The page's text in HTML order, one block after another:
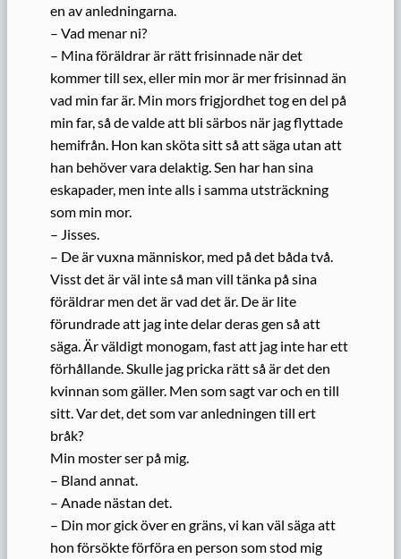
en av anledningarna.
– Vad menar ni?
– Mina föräldrar är rätt frisinnade när det
kommer till sex, eller min mor är mer frisinnad än
vad min far är. Min mors frigjordhet tog en del på
min far, så de valde att bli särbos när jag flyttade
hemifrån. Hon kan sköta sitt så att säga utan att
han behöver vara delaktig. Sen har han sina
eskapader, men inte alls i samma utsträckning
som min mor.
– Jisses.
– De är vuxna människor, med på det båda två.
Visst det är väl inte så man vill tänka på sina
föräldrar men det är vad det är. De är lite
förundrade att jag inte delar deras gen så att
säga. Är väldigt monogam, fast att jag inte har ett
förhållande. Skulle jag pricka rätt så är det den
kvinnan som gäller. Men som sagt var och en till
sitt. Var det, det som var anledningen till ert
bråk?
Min moster ser på mig.
– Bland annat.
– Anade nästan det.
– Din mor gick över en gräns, vi kan väl säga att
hon försökte förföra en person som stod mig